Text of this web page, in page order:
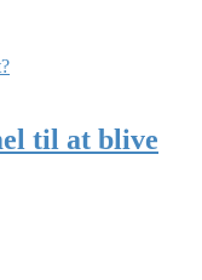
til at blive